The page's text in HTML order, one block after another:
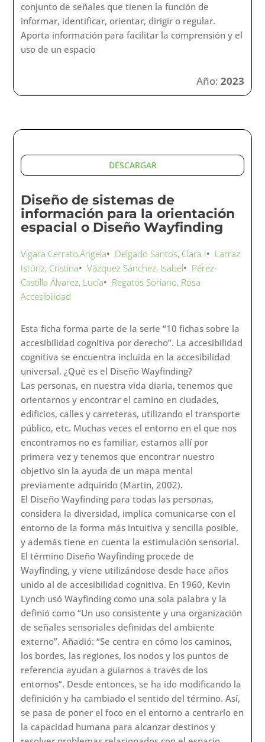
conjunto de señales que tienen la función de
informar, identificar, orientar, dirigir o regular.
Aporta información para facilitar la comprensión y el
uso de un espacio
Año: 2023
DESCARGAR
Diseño de sistemas de
información para la orientación
espacial o Diseño Wayfinding
Vigara Cerrato,Ángela• Delgado Santos, Clara I• Larraz
Istúriz, Cristina•Vázquez Sánchez, Isabel• Pérez-
Castilla Álvarez, Lucía• Regatos Soriano, Rosa
Accesibilidad
Esta ficha forma parte de la serie “10 fichas sobre la
accesibilidad cognitiva por derecho”. La accesibilidad
cognitiva se encuentra incluida en la accesibilidad
universal. ¿Qué es el Diseño Wayfinding?
Las personas, en nuestra vida diaria, tenemos que
orientarnos y encontrar el camino en ciudades,
edificios, calles y carreteras, utilizando el transporte
público, etc. Muchas veces el entorno en el que nos
encontramos no es familiar, estamos allí por
primera vez y tenemos que encontrar nuestro
objetivo sin la ayuda de un mapa mental
previamente adquirido (Martin, 2002).
El Diseño Wayfinding para todas las personas,
considera la diversidad, implica comunicarse con el
entorno de la forma más intuitiva y sencilla posible,
y además tiene en cuenta la estimulación sensorial.
El término Diseño Wayfinding procede de
Wayfinding, y viene utilizándose desde hace años
unido al de accesibilidad cognitiva. En 1960, Kevin
Lynch usó Wayfinding como una sola palabra y la
definió como “Un uso consistente y una organización
de señales sensoriales definidas del ambiente
externo”. Añadió: “Se centra en cómo los caminos,
los bordes, las regiones, los nodos y los puntos de
referencia ayudan a guiarnos a través de los
entornos”. Desde entonces, se ha ido modificando la
definición y ha cambiado el sentido del término. Así,
se pasa de poner el foco en el entorno a centrarlo en
la capacidad humana para alcanzar destinos y